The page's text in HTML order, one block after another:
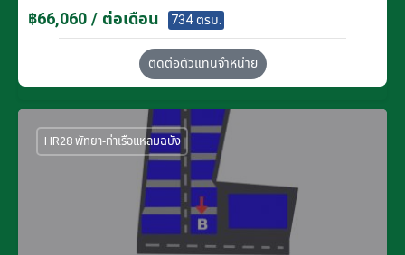
฿66,060 / ต่อเดือน 734 ตรม.
ติดต่อตัวแทนจำหน่าย
HR28 พัทยา-ท่าเรือแหลมฉบัง